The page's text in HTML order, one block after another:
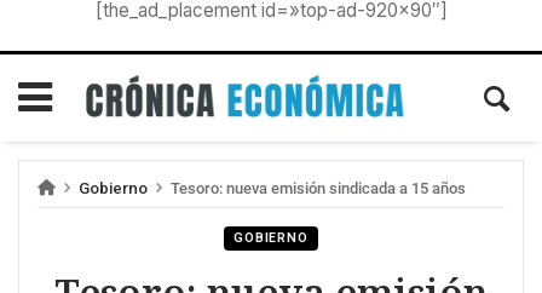
[the_ad_placement id=»top-ad-920×90″]
Gobierno Tesoro: nueva emisión sindicada a 15 años
GOBIERNO